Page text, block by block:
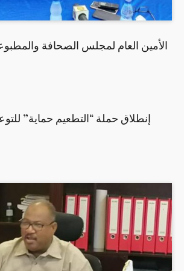
الأمين العام لمجلس الصحافة
إنطلاق حملة “التطعيم حماية”